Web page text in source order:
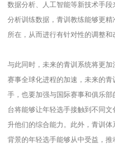
数据分析、人工智能等新技术手
分析训练数据，青训教练能够更
所在，从而进行有针对性的调整和
与此同时，未来的青训系统将更
赛事全球化进程的加速，未来的
手，也要加强与国际赛事和俱乐
台将能够让年轻选手接触到不同
升他们的综合能力。此外，青训
背景的年轻选手能够从中受益，推